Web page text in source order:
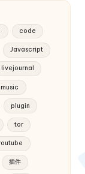
code
Javascript
livejournal
music
plugin
tor
插件